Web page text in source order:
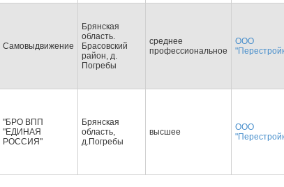
Самовыдвижение
Брянская
область.
Брасовский
район, д.
Погребы
среднее
профессиональное
ООО
"БРО ВПП
"ЕДИНАЯ
РОССИЯ"
Брянская
область,
д.Погребы
высшее
ООО